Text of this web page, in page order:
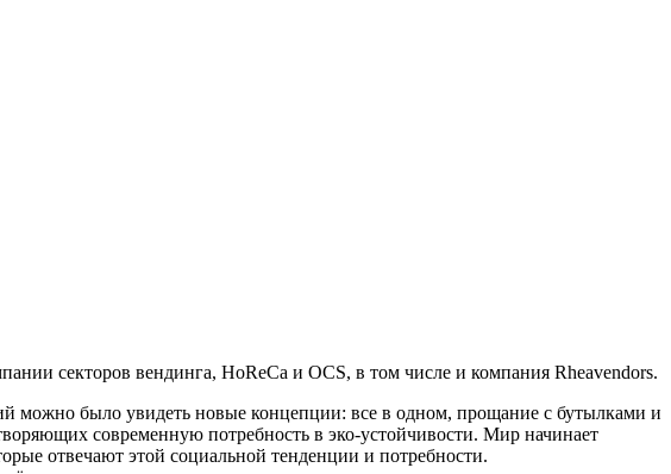
секторов вендинга, HoReCa и OCS, в том числе и компания Rheavendors.
можно было увидеть новые концепции: все в одном, прощание с бутылками и
современную потребность в эко-устойчивости. Мир начинает
отвечают этой социальной тенденции и потребности.